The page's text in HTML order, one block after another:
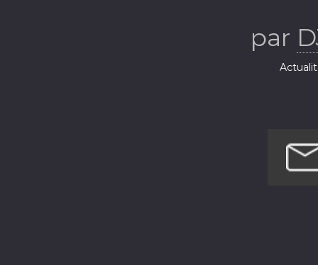
par